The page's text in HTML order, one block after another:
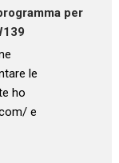
per
le
ho
e